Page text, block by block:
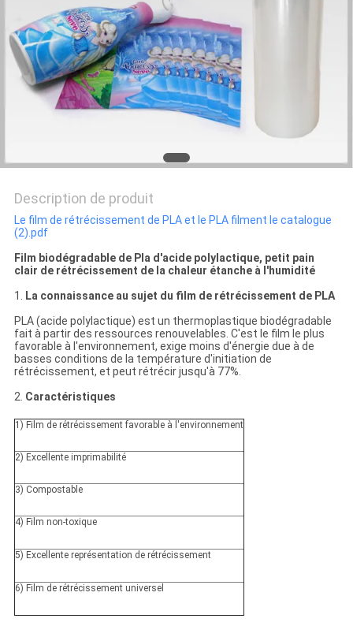
DU
SITE
POLITIQUE
CONFIDENTIALITÉ
Description de produit
Le film de rétrécissement de PLA et le PLA filment le catalogue
(2).pdf
Film biodégradable de Pla d'acide polylactique, petit pain
clair de rétrécissement de la chaleur étanche à l'humidité
1. La connaissance au sujet du film de rétrécissement de PLA
PLA (acide polylactique) est un thermoplastique biodégradable
fait à partir des ressources renouvelables. C'est le film le plus
favorable à l'environnement, exige moins d'énergie due à de
basses conditions de la température d'initiation de
rétrécissement, et peut rétrécir jusqu'à 77%.
2. Caractéristiques
1) Film de rétrécissement favorable à l'environnement
2) Excellente imprimabilité
3) Compostable
4) Film non-toxique
5) Excellente représentation de rétrécissement
6) Film de rétrécissement universel